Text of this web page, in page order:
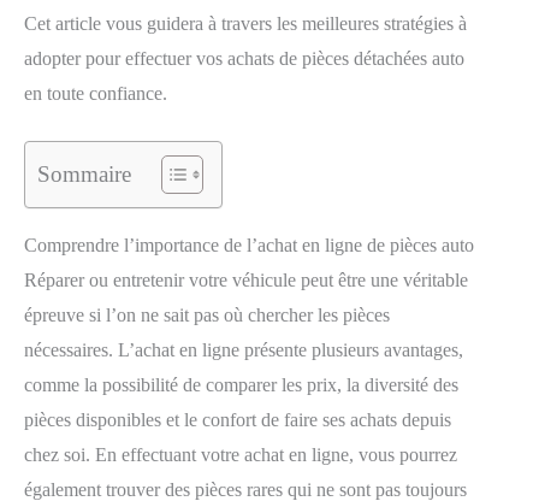
Cet article vous guidera à travers les meilleures stratégies à
adopter pour effectuer vos achats de pièces détachées auto
en toute confiance.
Sommaire
Comprendre l’importance de l’achat en ligne de pièces auto
Réparer ou entretenir votre véhicule peut être une véritable
épreuve si l’on ne sait pas où chercher les pièces
nécessaires. L’achat en ligne présente plusieurs avantages,
comme la possibilité de comparer les prix, la diversité des
pièces disponibles et le confort de faire ses achats depuis
chez soi. En effectuant votre achat en ligne, vous pourrez
également trouver des pièces rares qui ne sont pas toujours